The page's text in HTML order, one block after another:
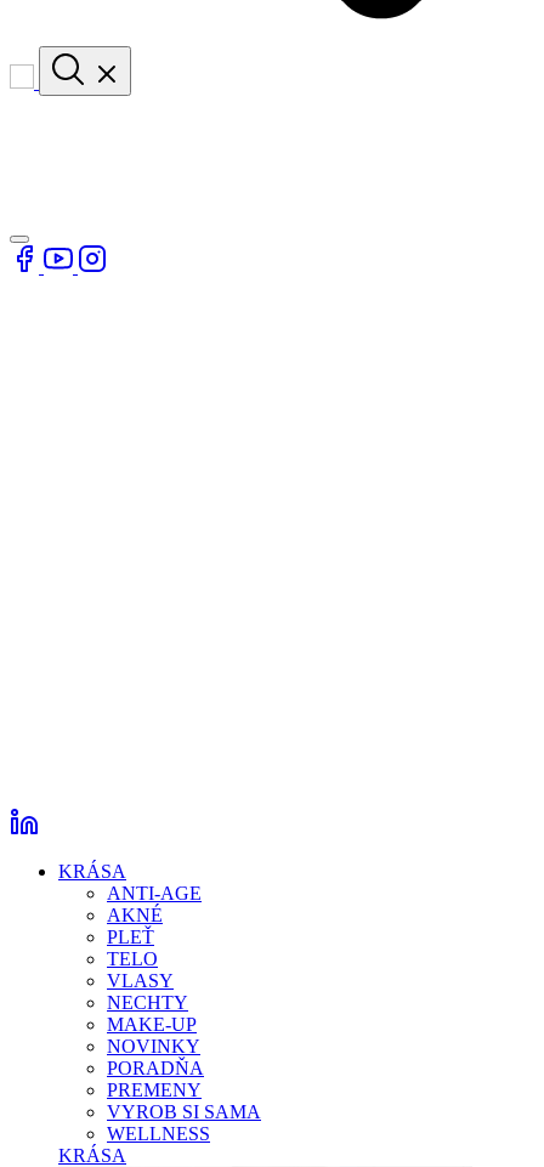
KRÁSA
ANTI-AGE
AKNÉ
PLEŤ
TELO
VLASY
NECHTY
MAKE-UP
NOVINKY
PORADŇA
PREMENY
VYROB SI SAMA
WELLNESS
KRÁSA